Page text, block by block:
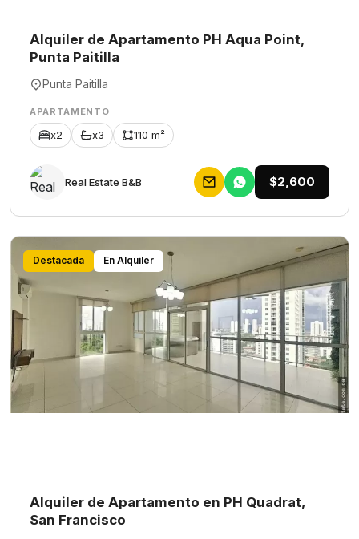
Alquiler de Apartamento PH Aqua Point,
Punta Paitilla
Punta Paitilla
APARTAMENTO
x2 x3 110 m²
Rеаl Еstаtе В&В $2,600
Destacada En Alquiler
Alquiler de Apartamento en PH Quadrat,
San Francisco